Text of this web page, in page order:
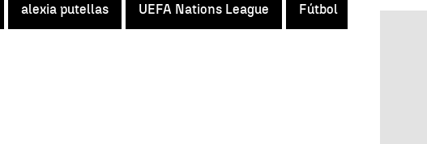
alexia putellas UEFA Nations League Fútbol